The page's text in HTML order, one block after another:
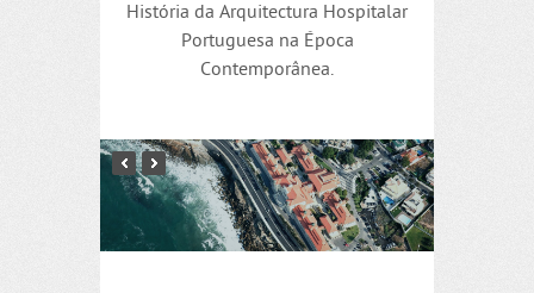
História da Arquitectura Hospitalar
Portuguesa na Época
Contemporânea.